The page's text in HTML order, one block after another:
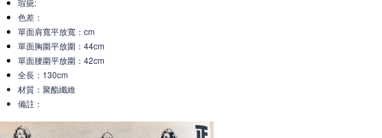
色差：
單面肩寬平放寬 ：cm
單面胸圍平放圍：44cm
單面腰圍平放圍：42cm
全長：130cm
材質：聚酯纖維
備註：